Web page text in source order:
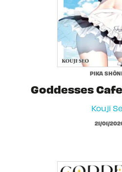
PIKA
Goddesses
Kouji
21/01/